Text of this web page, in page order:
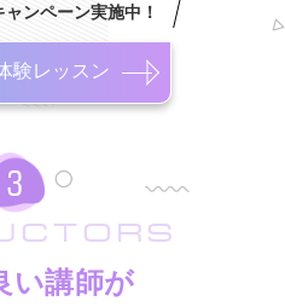
ンペーン実施中！
験レッスン
い講師が